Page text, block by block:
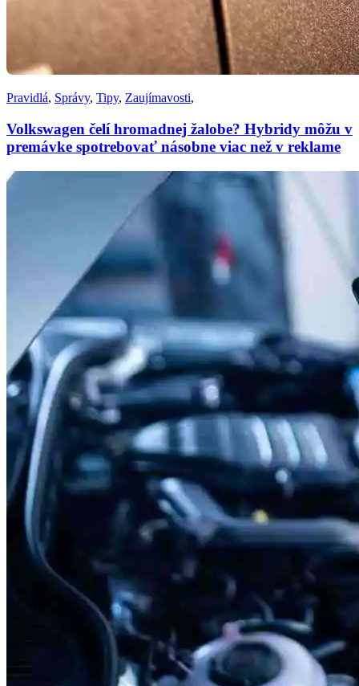
Pravidlá, Správy, Tipy, Zaujímavosti,
Volkswagen čelí hromadnej žalobe? Hybridy môžu v
premávke spotrebovať násobne viac než v reklame